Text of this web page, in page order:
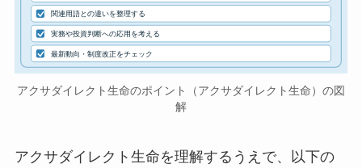
関連用語との違いを整理する
実務や投資判断への応用を考える
最新動向・制度改正をチェック
アクサダイレクト生命のポイント（アクサダイレクト生命）の図
解
アクサダイレクト生命を理解するうえで、以下の